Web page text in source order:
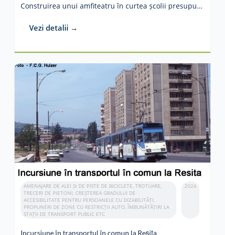
Construirea unui amfiteatru în curtea școlii presupune valorificarea spațiului prin înființarea unui centru de spectacole în aer liber printr-o intervenție neinvazivă asupra mediului înconjurător. Spațiul se vrea a avea o capacitate de 700 locuri. Proiectul face parte din proiectul-pilot bugetare participativă Reșița. Educația în aer liber este o formă de educație care pregătește pentru viață și datează din cele mai vechi tipuri . Aceasta se bazează pe filozofia, teoria şi practica educaţiei experienţiale a educaţiei ecologice, dezvoltând la elevi înţelegerea şi aprecierea de sine, a celor din jur şi a lumii.
Vezi detalii →
AMENAJARE DE ALEI ȘI DE PISTE DE BICICLETE, TROTUARE,
TRECERI DE PIETONI, CREȘTEREA GRADULUI DE
ACCESIBILITATE PENTRU PERSOANELE CU DIZABILITĂȚI,
PROPUNERI DE ZONE CU RESTRICȚII AUTO, ÎMBUNĂTĂȚIRI LA
STAȚII DE TRANSPORT PUBLIC ETC
2024
Incursiune în transportul în comun la Reșița